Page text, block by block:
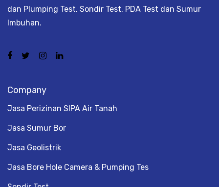
dan Plumping Test, Sondir Test, PDA Test dan Sumur
Imbuhan.
Company
Jasa Perizinan SIPA Air Tanah
Jasa Sumur Bor
Jasa Geolistrik
Jasa Bore Hole Camera & Pumping Tes